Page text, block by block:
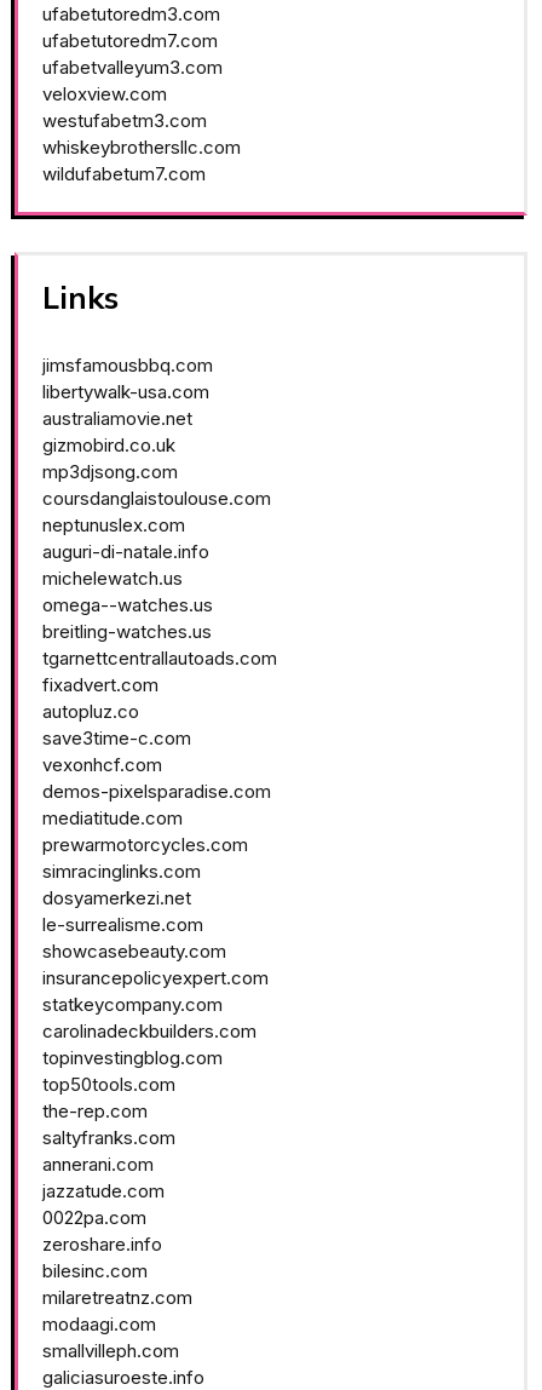
ufabetutoredm3.com
ufabetutoredm7.com
ufabetvalleyum3.com
veloxview.com
westufabetm3.com
whiskeybrothersllc.com
wildufabetum7.com
Links
jimsfamousbbq.com
libertywalk-usa.com
australiamovie.net
gizmobird.co.uk
mp3djsong.com
coursdanglaistoulouse.com
neptunuslex.com
auguri-di-natale.info
michelewatch.us
omega--watches.us
breitling-watches.us
tgarnettcentrallautoads.com
fixadvert.com
autopluz.co
save3time-c.com
vexonhcf.com
demos-pixelsparadise.com
mediatitude.com
prewarmotorcycles.com
simracinglinks.com
dosyamerkezi.net
le-surrealisme.com
showcasebeauty.com
insurancepolicyexpert.com
statkeycompany.com
carolinadeckbuilders.com
topinvestingblog.com
top50tools.com
the-rep.com
saltyfranks.com
annerani.com
jazzatude.com
0022pa.com
zeroshare.info
bilesinc.com
milaretreatnz.com
modaagi.com
smallvilleph.com
galiciasuroeste.info